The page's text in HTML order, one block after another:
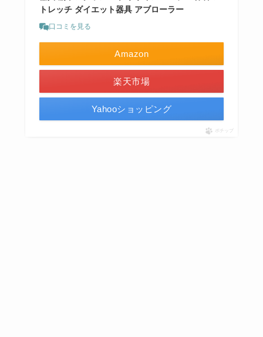
トレッチ ダイエット器具 アブローラー
口コミを見る
Amazon
楽天市場
Yahooショッピング
ポチップ